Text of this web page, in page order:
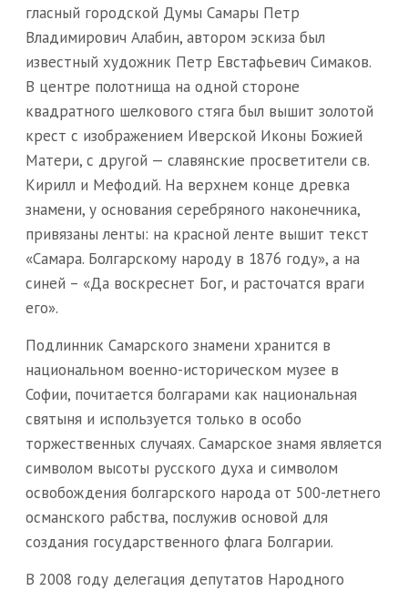
гласный городской Думы Самары Петр
Владимирович Алабин, автором эскиза был
известный художник Петр Евстафьевич Симаков.
В центре полотнища на одной стороне
квадратного шелкового стяга был вышит золотой
крест с изображением Иверской Иконы Божией
Матери, с другой — славянские просветители св.
Кирилл и Мефодий. На верхнем конце древка
знамени, у основания серебряного наконечника,
привязаны ленты: на красной ленте вышит текст
«Самара. Болгарскому народу в 1876 году», а на
синей – «Да воскреснет Бог, и расточатся враги
его».
Подлинник Самарского знамени хранится в
национальном военно-историческом музее в
Софии, почитается болгарами как национальная
святыня и используется только в особо
торжественных случаях. Самарское знамя является
символом высоты русского духа и символом
освобождения болгарского народа от 500-летнего
османского рабства, послужив основой для
создания государственного флага Болгарии.
В 2008 году делегация депутатов Народного